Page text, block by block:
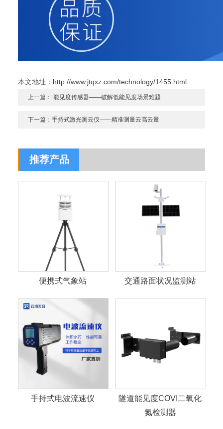
本文地址： http://www.jtqxz.com/technology/1455.html
上一篇：能见度传感器——破解低能见度场景难题
下一篇：手持式激光测云仪——精准测量云高云量
推荐产品
便携式气象站 交通路面状况监测站
手持式电波流速仪
隧道能见度COVI二氧化
氮检测器